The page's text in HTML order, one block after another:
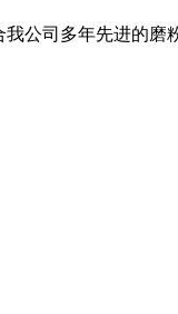
公司多年先进的